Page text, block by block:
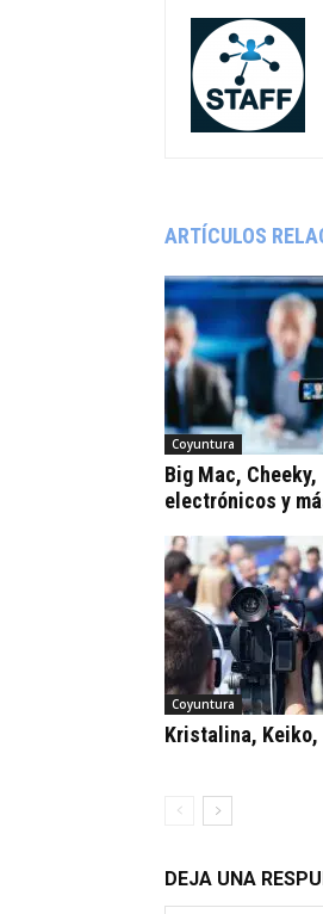
ARTÍCULOS
Coyuntura
Big Mac, Cheeky,
electrónicos y
Coyuntura
Kristalina, Keiko,
DEJA UNA